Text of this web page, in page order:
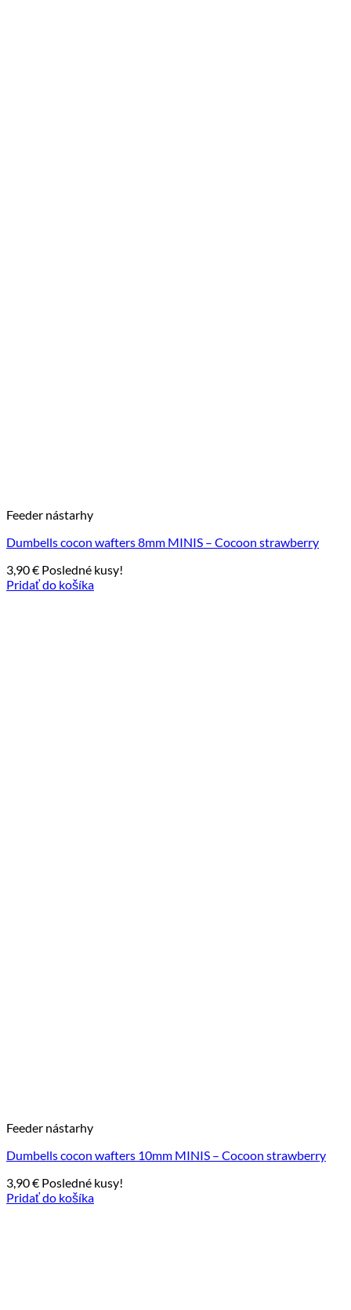
Feeder nástarhy
Dumbells cocon wafters 8mm MINIS – Cocoon strawberry
3,90€ Posledné kusy!
Pridať do košíka
Feeder nástarhy
Dumbells cocon wafters 10mm MINIS – Cocoon strawberry
3,90€ Posledné kusy!
Pridať do košíka